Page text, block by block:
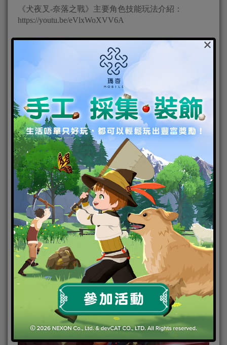
《犬夜叉-奈落之戰》主要角色技能玩法介紹：
https://youtu.be/eVlxWoXVV6A
【珊瑚】
眼睜睜看著父親與族人，在自己眼前被受到奈落操控
的弟弟殺害，為了復仇與解救弟弟而和犬夜叉阿籬一
同踏上尋找四魂之玉、征戰奈落的冒險，是犬夜叉動
畫中，內心數一數二堅強的女性角色之一。
※角色定位：珊瑚是一位擁有華麗連招與強大爆發的
操作型角色
※技能介紹：
「襲嵐刃」是一個帶有長時間暈眩及打斷的高速突進
技能。
「召喚雲母」可召喚出珊瑚標誌性的寵物“雲母”，在
遠距離擊飛敵人的同時造成大量傷害。
「飛來骨」受到飛來骨傷害的敵人，除了需要承受飛
來骨的恐怖傷害外，還會受到大量減速、持續流血等
攻擊效果的折磨。
使用珊瑚需要注意技能釋放的技巧，先使用「襲嵐
刃」突進並暈眩打斷敵人，再使用「飛來骨」為敵人
造成巨大傷害，迅速脫離敵人攻擊範圍後，最後以一
記「召喚雲母」帶走敵人，瀟灑結束戰鬥。
※適用關卡：大範圍爆發傷害，超強的風箏能力使得
珊瑚堪稱PVE之王
×